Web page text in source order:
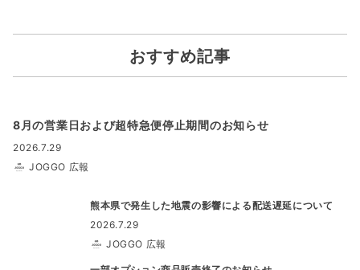
おすすめ記事
8月の営業日および超特急便停止期間のお知らせ
2026.7.29
JOGGO 広報
熊本県で発生した地震の影響による配送遅延について
2026.7.29
JOGGO 広報